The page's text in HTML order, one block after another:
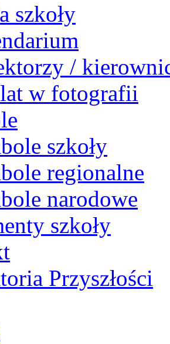
szkoły
/
w fotografii
szkoły
regionalne
narodowe
szkoły
Przyszłości